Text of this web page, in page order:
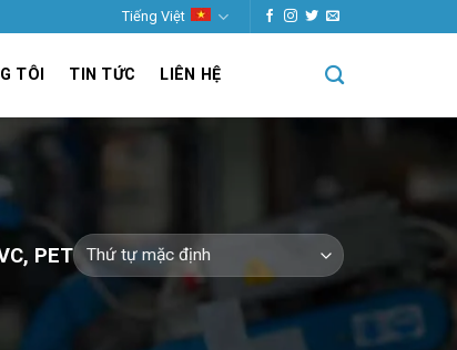
Tiếng Việt
TÔI TIN TỨC LIÊN HỆ
PET